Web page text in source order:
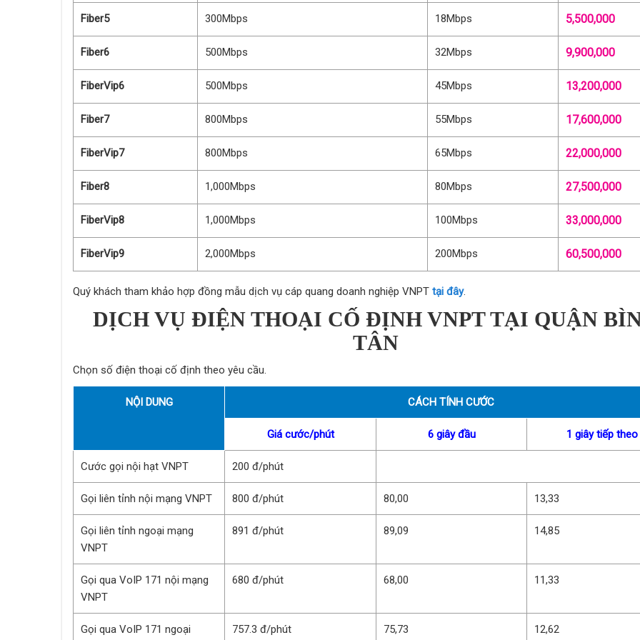
Fiber5 300Mbps 18Mbps 5,500,000
Fiber6 500Mbps 32Mbps 9,900,000
FiberVip6 500Mbps 45Mbps 13,200,000
Fiber7 800Mbps 55Mbps 17,600,000
FiberVip7 800Mbps 65Mbps 22,000,000
Fiber8 1,000Mbps 80Mbps 27,500,000
FiberVip8 1,000Mbps 100Mbps 33,000,000
FiberVip9 2,000Mbps 200Mbps 60,500,000
Quý khách tham khảo hợp đồng mẫu dịch vụ cáp quang doanh nghiệp VNPT tại đây.
DỊCH VỤ ĐIỆN THOẠI CỐ ĐỊNH VNPT TẠI QUẬN
TÂN
Chọn số điện thoại cố định theo yêu cầu.
NỘI DUNG CÁCH TÍNH CƯỚC
Giá cước/phút 6 giây đầu 1 giây tiếp theo
Cước gọi nội hạt VNPT 200 đ/phút
Gọi liên tỉnh nội mạng VNPT 800 đ/phút 80,00 13,33
Gọi liên tỉnh ngoại mạng
VNPT
891 đ/phút 89,09 14,85
Gọi qua VoIP 171 nội mạng
VNPT
680 đ/phút 68,00 11,33
Gọi qua VoIP 171 ngoại 757.3 đ/phút 75,73 12,62